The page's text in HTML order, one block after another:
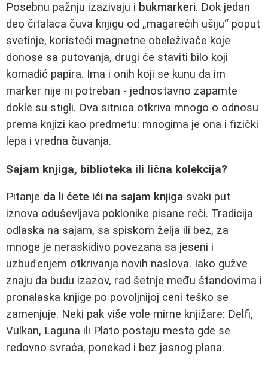
Posebnu pažnju izazivaju i bukmarkeri. Dok jedan
deo čitalaca čuva knjigu od „magarećih ušiju“ poput
svetinje, koristeći magnetne obeleživače koje
donose sa putovanja, drugi će staviti bilo koji
komadić papira. Ima i onih koji se kunu da im
marker nije ni potreban - jednostavno zapamte
dokle su stigli. Ova sitnica otkriva mnogo o odnosu
prema knjizi kao predmetu: mnogima je ona i fizički
lepa i vredna čuvanja.
Sajam knjiga, biblioteka ili lična kolekcija?
Pitanje da li ćete ići na sajam knjiga svaki put
iznova oduševljava poklonike pisane reči. Tradicija
odlaska na sajam, sa spiskom želja ili bez, za
mnoge je neraskidivo povezana sa jeseni i
uzbuđenjem otkrivanja novih naslova. Iako gužve
znaju da budu izazov, rad šetnje među štandovima i
pronalaska knjige po povoljnijoj ceni teško se
zamenjuje. Neki pak više vole mirne knjižare: Delfi,
Vulkan, Laguna ili Plato postaju mesta gde se
redovno svraća, ponekad i bez jasnog plana.